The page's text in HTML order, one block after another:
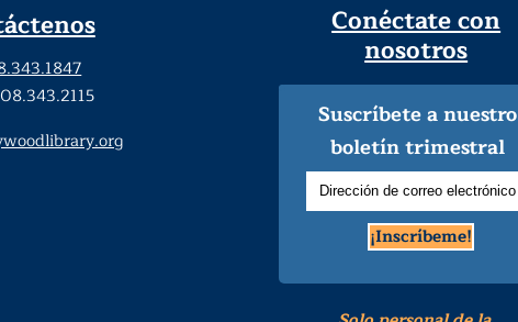
Conéctate con
nosotros
Suscríbete a nuestro
boletín trimestral
¡Inscríbeme!